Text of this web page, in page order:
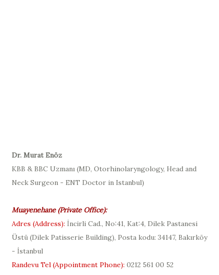
Dr. Murat Enöz
KBB & BBC Uzmanı (MD, Otorhinolaryngology, Head and
Neck Surgeon - ENT Doctor in Istanbul)
Muayenehane (Private Office):
Adres (Address): İncirli Cad., No:41, Kat:4, Dilek Pastanesi
Üstü (Dilek Patisserie Building), Posta kodu: 34147, Bakırköy
- İstanbul
Randevu Tel (Appointment Phone): 0212 561 00 52